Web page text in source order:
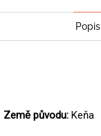
Popis
Země původu: Keňa